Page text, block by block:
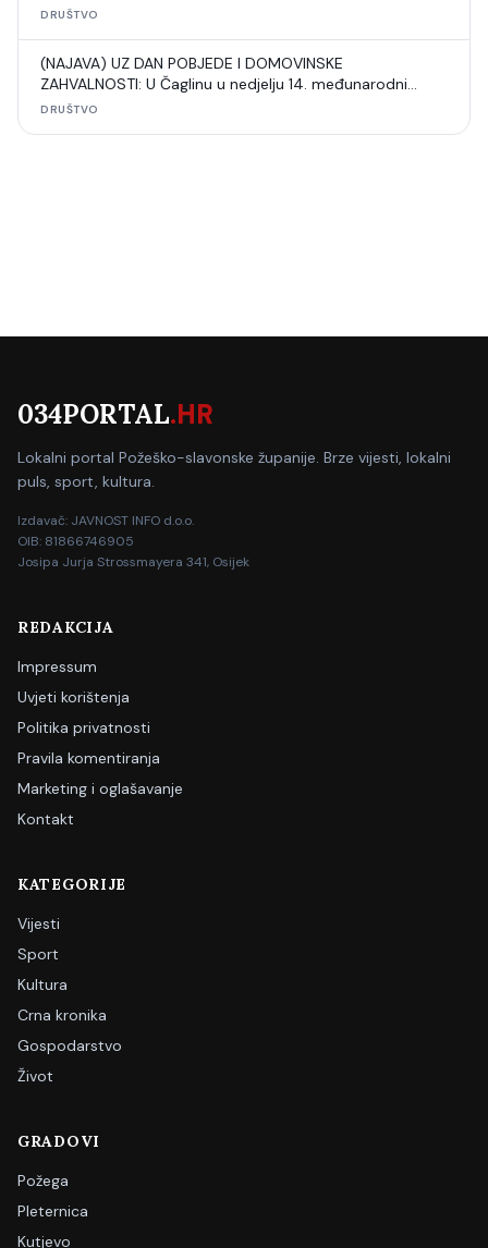
DRUŠTVO
(NAJAVA) UZ DAN POBJEDE I DOMOVINSKE
ZAHVALNOSTI: U Čaglinu u nedjelju 14. međunarodni
šahovski turnir
DRUŠTVO
034PORTAL.HR
Lokalni portal Požeško-slavonske županije. Brze vijesti, lokalni
puls, sport, kultura.
Izdavač: JAVNOST INFO d.o.o.
OIB: 81866746905
Josipa Jurja Strossmayera 341, Osijek
REDAKCIJA
Impressum
Uvjeti korištenja
Politika privatnosti
Pravila komentiranja
Marketing i oglašavanje
Kontakt
KATEGORIJE
Vijesti
Sport
Kultura
Crna kronika
Gospodarstvo
Život
GRADOVI
Požega
Pleternica
Kutjevo